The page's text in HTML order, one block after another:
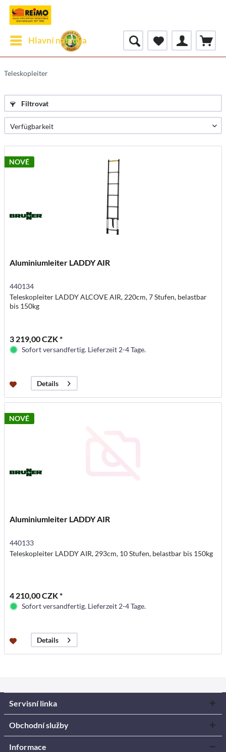
Hlavní nabídka
Teleskopleiter
Filtrovat
NOVÉ
Aluminiumleiter LADDY AIR
440134
Teleskopleiter LADDY ALCOVE AIR, 220cm, 7 Stufen, belastbar
bis 150kg
3 219,00 CZK *
Sofort versandfertig. Lieferzeit 2-4 Tage.
Details
NOVÉ
Aluminiumleiter LADDY AIR
440133
Teleskopleiter LADDY AIR, 293cm, 10 Stufen, belastbar bis 150kg
4 210,00 CZK *
Sofort versandfertig. Lieferzeit 2-4 Tage.
Details
Servisní linka
Obchodní služby
Informace